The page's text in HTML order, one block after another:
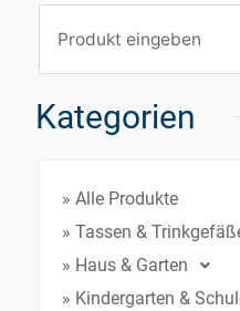
Kategorien
» Alle Produkte
» Tassen &
» Haus & Garten
» Kindergarten &